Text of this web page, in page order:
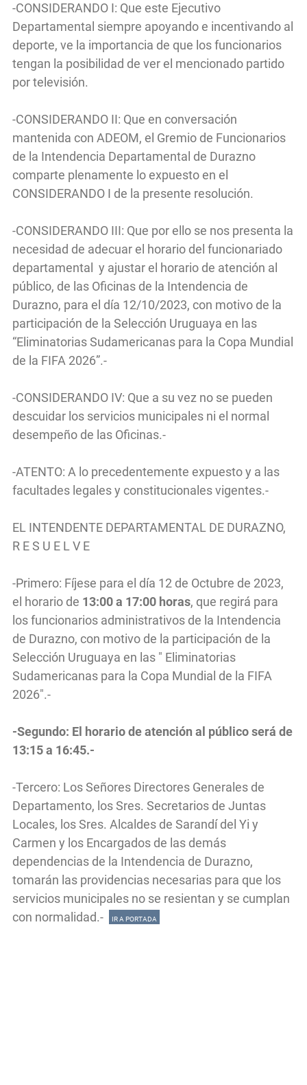
-CONSIDERANDO I: Que este Ejecutivo
Departamental siempre apoyando e incentivando al
deporte, ve la importancia de que los funcionarios
tengan la posibilidad de ver el mencionado partido
por televisión.
-CONSIDERANDO II: Que en conversación
mantenida con ADEOM, el Gremio de Funcionarios
de la Intendencia Departamental de Durazno
comparte plenamente lo expuesto en el
CONSIDERANDO I de la presente resolución.
-CONSIDERANDO III: Que por ello se nos presenta la
necesidad de adecuar el horario del funcionariado
departamental y ajustar el horario de atención al
público, de las Oficinas de la Intendencia de
Durazno, para el día 12/10/2023, con motivo de la
participación de la Selección Uruguaya en las
“Eliminatorias Sudamericanas para la Copa Mundial
de la FIFA 2026”.-
-CONSIDERANDO IV: Que a su vez no se pueden
descuidar los servicios municipales ni el normal
desempeño de las Oficinas.-
-ATENTO: A lo precedentemente expuesto y a las
facultades legales y constitucionales vigentes.-
EL INTENDENTE DEPARTAMENTAL DE DURAZNO,
R E S U E L V E
-Primero: Fíjese para el día 12 de Octubre de 2023,
el horario de 13:00 a 17:00 horas, que regirá para
los funcionarios administrativos de la Intendencia
de Durazno, con motivo de la participación de la
Selección Uruguaya en las " Eliminatorias
Sudamericanas para la Copa Mundial de la FIFA
2026".-
-Segundo: El horario de atención al público será de
13:15 a 16:45.-
-Tercero: Los Señores Directores Generales de
Departamento, los Sres. Secretarios de Juntas
Locales, los Sres. Alcaldes de Sarandí del Yi y
Carmen y los Encargados de las demás
dependencias de la Intendencia de Durazno,
tomarán las providencias necesarias para que los
servicios municipales no se resientan y se cumplan
con normalidad.-
IR A PORTADA